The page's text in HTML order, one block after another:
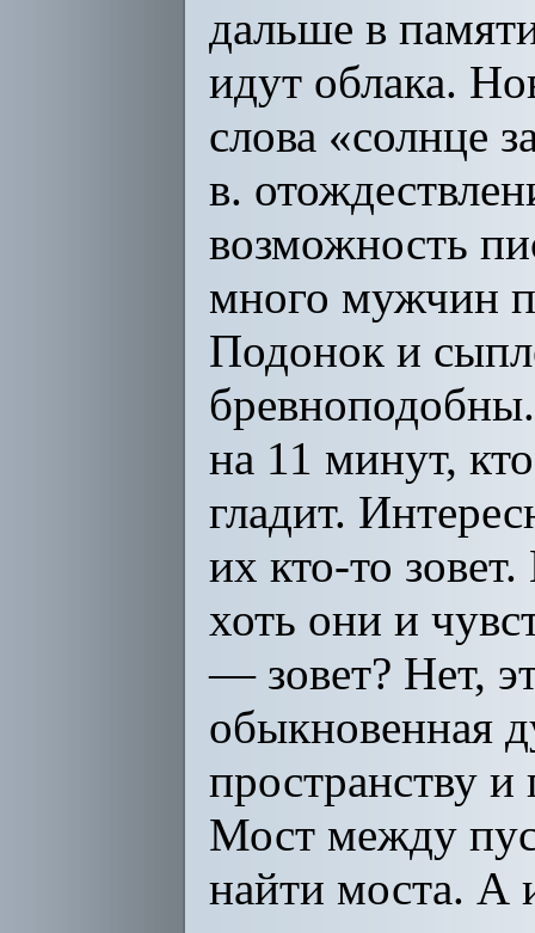
дальше в
идут облака.
слова «солнце
в.
возможность
много мужчин
Подонок и
на 11 минут,
гладит.
их кто-то
хоть они и
— зовет? Нет,
обыкновенная
пространству и
Мост между
найти моста. А